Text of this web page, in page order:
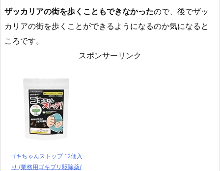
ザッカリアの街を歩くこともできなかったので、後でザッ
カリアの街を歩くことができるようになるのか気になると
ころです。
スポンサーリンク
ゴキちゃんストップ 12個入
り (業務用ゴキブリ駆除薬/